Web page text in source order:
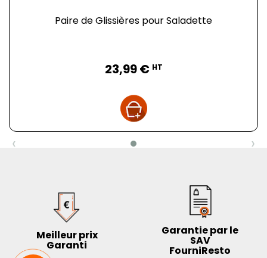
Paire de Glissières pour Saladette
23,99 € HT
‹ ›
Meilleur prix
Garanti
Garantie par le
SAV
FourniResto